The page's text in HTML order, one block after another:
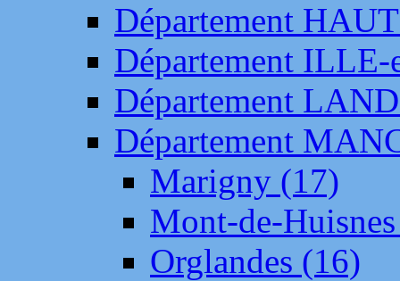
Département
Département
Département
Département
Marigny (17)
Mont-de-
Orglandes (16)